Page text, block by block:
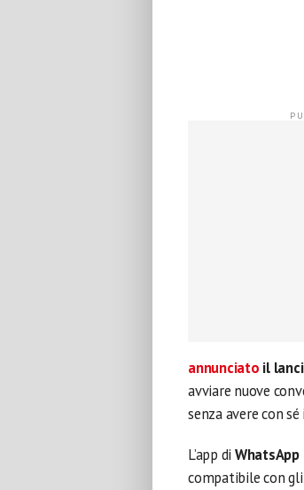
annunciato il
avviare nuove
senza avere con
L’app di WhatsApp
compatibile con gli